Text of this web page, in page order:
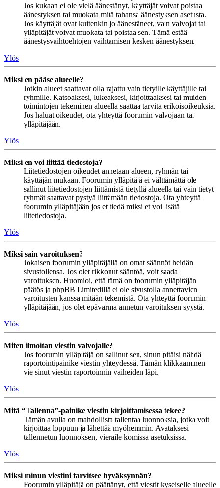
Jos kukaan ei ole vielä äänestänyt, käyttäjät voivat poistaa
äänestyksen tai muokata mitä tahansa äänestyksen asetusta.
Jos käyttäjät ovat kuitenkin jo äänestäneet, vain valvojat tai
ylläpitäjät voivat muokata tai poistaa sen. Tämä estää
äänestysvaihtoehtojen vaihtamisen kesken äänestyksen.
Ylös
Miksi en pääse alueelle?
Jotkin alueet saattavat olla rajattu vain tietyille käyttäjille tai
ryhmille. Katsoaksesi, lukeaksesi, kirjoittaaksesi tai muiden
toimintojen tekeminen alueella saattaa tarvita erikoisoikeuksia.
Jos haluat oikeudet, ota yhteyttä foorumin valvojaan tai
ylläpitäjään.
Ylös
Miksi en voi liittää tiedostoja?
Liitetiedostojen oikeudet annetaan alueen, ryhmän tai
käyttäjän mukaan. Foorumin ylläpitäjä ei välttämättä ole
sallinut liitetiedostojen liittämistä tietyllä alueella tai vain tietyt
ryhmät saattavat pystyä liittämään tiedostoja. Ota yhteyttä
foorumin ylläpitäjään jos et tiedä miksi et voi lisätä
liitetiedostoja.
Ylös
Miksi sain varoituksen?
Jokaisen foorumin ylläpitäjällä on omat säännöt heidän
sivustollensa. Jos olet rikkonut sääntöä, voit saada
varoituksen. Huomioi, että tämä on foorumin ylläpitäjän
päätös ja phpBB Limitedillä ei ole sivustolla annettavien
varoitusten kanssa mitään tekemistä. Ota yhteyttä foorumin
ylläpitäjään, jos olet epävarma annetun varoituksen syystä.
Ylös
Miten ilmoitan viestin valvojalle?
Jos foorumin ylläpitäjä on sallinut sen, sinun pitäisi nähdä
raportointipainike viestin yhteydessä. Tämän klikkaaminen
vie sinut viestin raportoinnin vaiheiden läpi.
Ylös
Mitä “Tallenna”-painike viestin kirjoittamisessa tekee?
Tämän avulla on mahdollista tallentaa luonnoksia, jotka voit
kirjoittaa loppuun ja lähettää myöhemmin. Avataksesi
tallennetun luonnoksen, vieraile komissa asetuksissa.
Ylös
Miksi minun viestini tarvitsee hyväksynnän?
Foorumin ylläpitäjä on päättänyt, että viestit kyseiselle alueelle